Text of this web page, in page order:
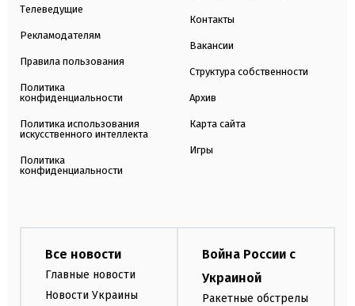
Телеведущие
Рекламодателям
Правила пользования
Политика
конфиденциальности
Политика использования
искусственного интеллекта
Политика
конфиденциальности
Контакты
Вакансии
Структура собственности
Архив
Карта сайта
Игры
Все новости
Главные новости
Новости Украины
Война России с
Украиной
Ракетные обстрелы